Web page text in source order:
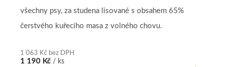
1 063 Kč bez DPH
1 190 Kč / ks
všechny psy, za studena lisované s obsahem 65%
čerstvého kuřecího masa z volného chovu.